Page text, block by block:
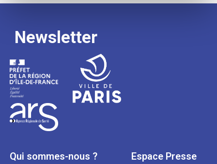
Newsletter
Qui sommes-nous ?
Espace Presse